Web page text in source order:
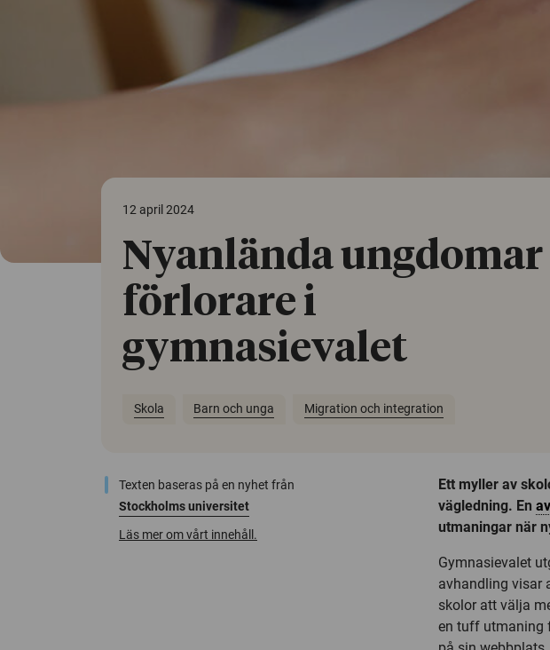
12 april 2024
Nyanlända ungdomar
förlorare i
gymnasievalet
Skola Barn och unga Migration och integration
Texten baseras på en nyhet från
Stockholms universitet
Läs mer om vårt innehåll.
Ett myller av
vägledning. En
utmaningar när
Gymnasievalet
avhandling visar
skolor att välja
en tuff utmaning